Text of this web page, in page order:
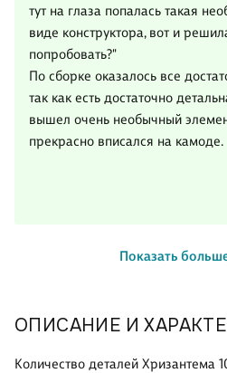
ОПИСАНИЕ И
Количество деталей Хризантема
тут на глаза попалась такая
виде конструктора, вот и
попробовать?"
По сборке оказалось все
так как есть достаточно
вышел очень необычный
прекрасно вписался на камоде.
Показать